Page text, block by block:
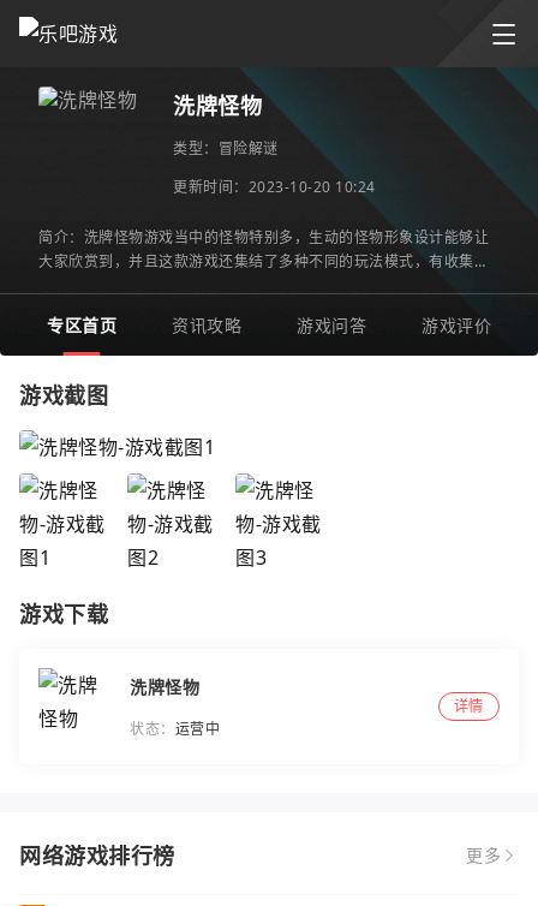
洗牌怪物
类型： 冒险解谜
更新时间：2023-10-20 10:24
简介：洗牌怪物游戏当中的怪物特别多，生动的怪物形象设计能够让
大家欣赏到，并且这款游戏还集结了多种不同的玩法模式，有收集玩
专区首页 资讯攻略 游戏问答 游戏评价
游戏截图
游戏下载
洗牌怪物
状态： 运营中
详情
网络游戏排行榜 更多